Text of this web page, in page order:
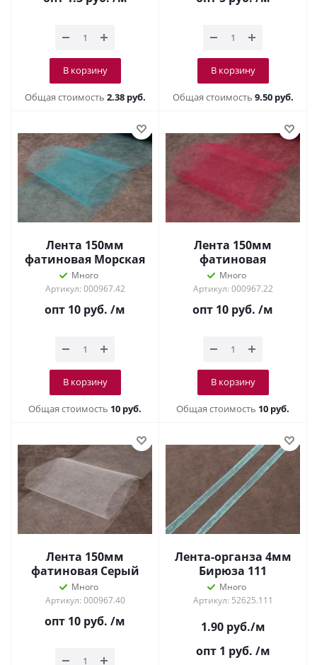
В корзину
Общая стоимость 2.38 руб.
В корзину
Общая стоимость 9.50 руб.
Лента 150мм
фатиновая Морская
волная
Много
Артикул: 000967.42
опт 10 руб. /м
В корзину
Общая стоимость 10 руб.
Лента 150мм
фатиновая
Малиновый
Много
Артикул: 000967.22
опт 10 руб. /м
В корзину
Общая стоимость 10 руб.
Лента 150мм
фатиновая Серый
Много
Артикул: 000967.40
опт 10 руб. /м
Лента-органза 4мм
Бирюза 111
Много
Артикул: 52625.111
1.90руб./м
опт 1 руб. /м